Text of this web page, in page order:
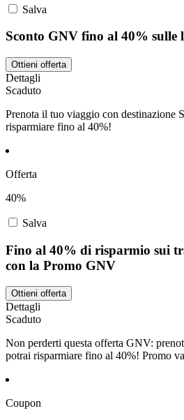
Salva
Sconto GNV fino al 40% sulle
Ottieni offerta
Dettagli
Scaduto
Prenota il tuo viaggio con destinazione
risparmiare fino al 40%!
Offerta
40%
Salva
Fino al 40% di risparmio sui
con la Promo GNV
Ottieni offerta
Dettagli
Scaduto
Non perderti questa offerta GNV:
potrai risparmiare fino al 40%! Promo
Coupon